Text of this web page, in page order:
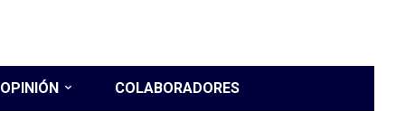
OPINIÓN COLABORADORES